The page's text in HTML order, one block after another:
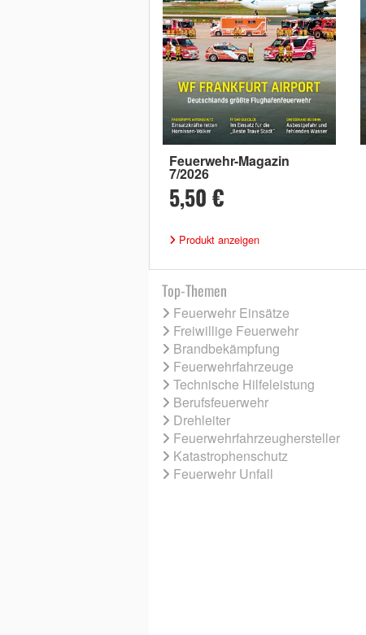
Feuerwehr-Magazin
7/2026
5,50 €
Produkt anzeigen
Top-Themen
Feuerwehr Einsätze
Freiwillige Feuerwehr
Brandbekämpfung
Feuerwehrfahrzeuge
Technische Hilfeleistung
Berufsfeuerwehr
Drehleiter
Feuerwehrfahrzeughersteller
Katastrophenschutz
Feuerwehr Unfall